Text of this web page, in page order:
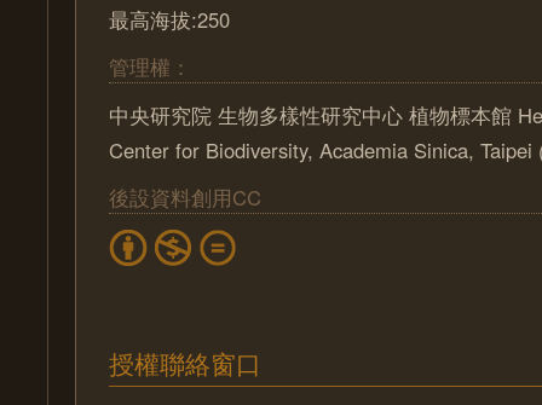
最高海拔:250
管理權：
中央研究院 生物多樣性研究中心 植物標本館
Center for Biodiversity, Academia Sinica, Taipei
後設資料創用CC
授權聯絡窗口